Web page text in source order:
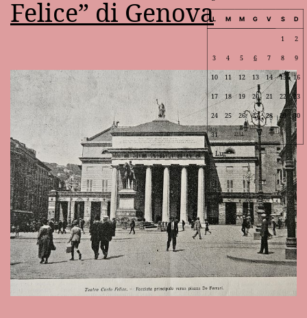
Felice” di GenovaL M M G V S D
1 2
3 4 5 6 7 8 9
10 11 12 13 14 15 16
17 18 19 20 21 22 23
24 25 26 27 28 29 30
31
Lug